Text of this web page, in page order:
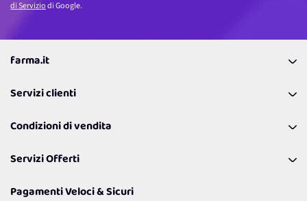
di Serviziodi Google.
farma.it
Coupon
Lavora con noi
Politiche per la parità di genere
Servizi clienti
Richiamami
Resi
Condizioni di vendita
Spedizioni
Cookie Policy
Servizi Offerti
Pagamenti Veloci & Sicuri